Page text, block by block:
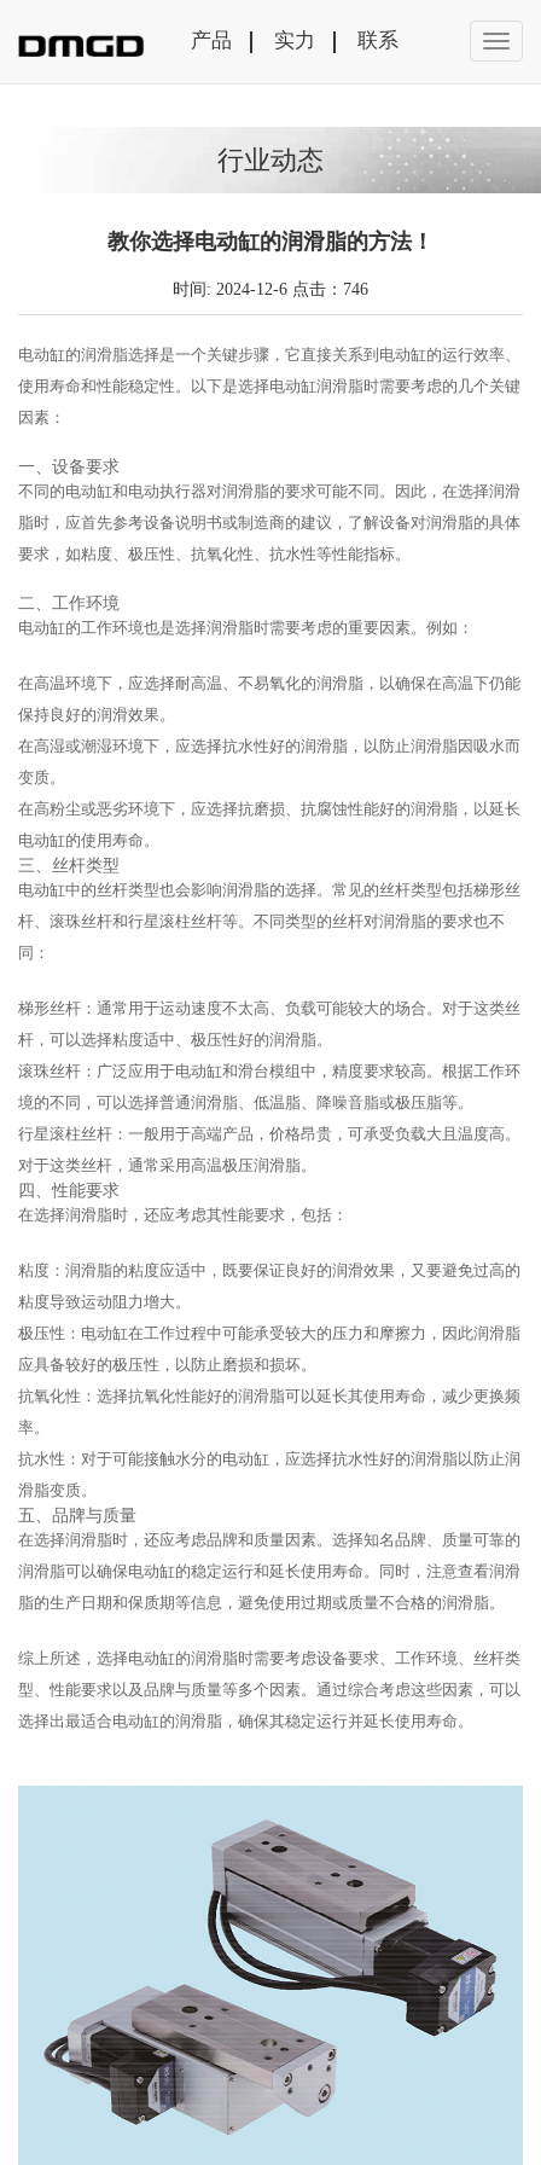
产品 实力 联系
行业动态
教你选择电动缸的润滑脂的方法！
时间: 2024-12-6 点击：746
电动缸的润滑脂选择是一个关键步骤，它直接关系到电动缸的运行效率、
使用寿命和性能稳定性。以下是选择电动缸润滑脂时需要考虑的几个关键
因素：
一、设备要求
不同的电动缸和电动执行器对润滑脂的要求可能不同。因此，在选择润滑
脂时，应首先参考设备说明书或制造商的建议，了解设备对润滑脂的具体
要求，如粘度、极压性、抗氧化性、抗水性等性能指标。
二、工作环境
电动缸的工作环境也是选择润滑脂时需要考虑的重要因素。例如：
在高温环境下，应选择耐高温、不易氧化的润滑脂，以确保在高温下仍能
保持良好的润滑效果。
在高湿或潮湿环境下，应选择抗水性好的润滑脂，以防止润滑脂因吸水而
变质。
在高粉尘或恶劣环境下，应选择抗磨损、抗腐蚀性能好的润滑脂，以延长
电动缸的使用寿命。
三、丝杆类型
电动缸中的丝杆类型也会影响润滑脂的选择。常见的丝杆类型包括梯形丝
杆、滚珠丝杆和行星滚柱丝杆等。不同类型的丝杆对润滑脂的要求也不
同：
梯形丝杆：通常用于运动速度不太高、负载可能较大的场合。对于这类丝
杆，可以选择粘度适中、极压性好的润滑脂。
滚珠丝杆：广泛应用于电动缸和滑台模组中，精度要求较高。根据工作环
境的不同，可以选择普通润滑脂、低温脂、降噪音脂或极压脂等。
行星滚柱丝杆：一般用于高端产品，价格昂贵，可承受负载大且温度高。
对于这类丝杆，通常采用高温极压润滑脂。
四、性能要求
在选择润滑脂时，还应考虑其性能要求，包括：
粘度：润滑脂的粘度应适中，既要保证良好的润滑效果，又要避免过高的
粘度导致运动阻力增大。
极压性：电动缸在工作过程中可能承受较大的压力和摩擦力，因此润滑脂
应具备较好的极压性，以防止磨损和损坏。
抗氧化性：选择抗氧化性能好的润滑脂可以延长其使用寿命，减少更换频
率。
抗水性：对于可能接触水分的电动缸，应选择抗水性好的润滑脂以防止润
滑脂变质。
五、品牌与质量
在选择润滑脂时，还应考虑品牌和质量因素。选择知名品牌、质量可靠的
润滑脂可以确保电动缸的稳定运行和延长使用寿命。同时，注意查看润滑
脂的生产日期和保质期等信息，避免使用过期或质量不合格的润滑脂。
综上所述，选择电动缸的润滑脂时需要考虑设备要求、工作环境、丝杆类
型、性能要求以及品牌与质量等多个因素。通过综合考虑这些因素，可以
选择出最适合电动缸的润滑脂，确保其稳定运行并延长使用寿命。